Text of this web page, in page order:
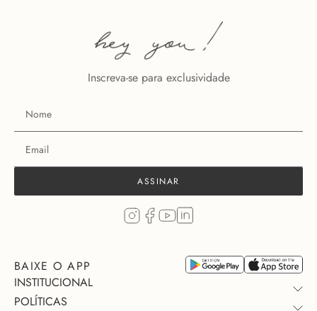
Inscreva-se para exclusividade
ASSINAR
BAIXE O APP
INSTITUCIONAL
POLÍTICAS